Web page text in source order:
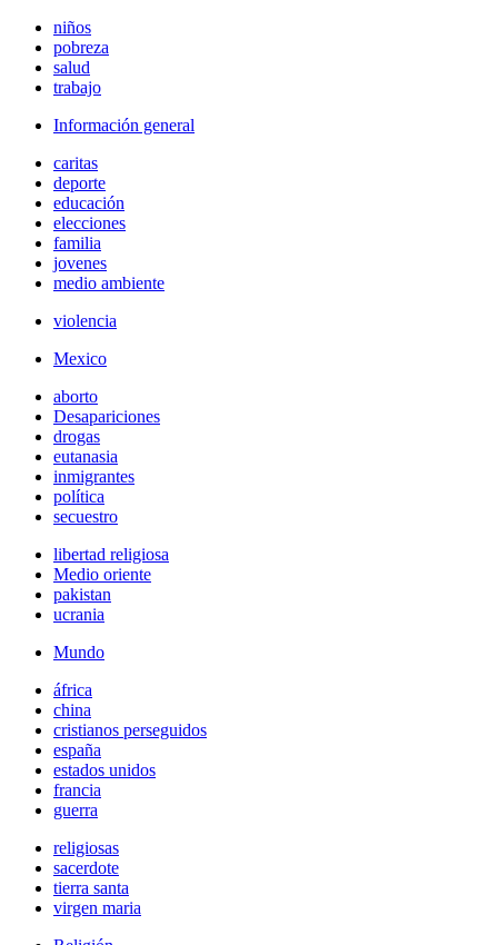
niños
pobreza
salud
trabajo
Información general
caritas
deporte
educación
elecciones
familia
jovenes
medio ambiente
violencia
Mexico
aborto
Desapariciones
drogas
eutanasia
inmigrantes
política
secuestro
libertad religiosa
Medio oriente
pakistan
ucrania
Mundo
áfrica
china
cristianos perseguidos
españa
estados unidos
francia
guerra
religiosas
sacerdote
tierra santa
virgen maria